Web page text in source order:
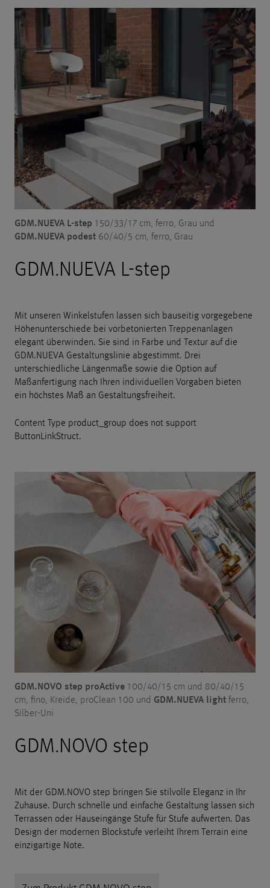
GDM.NUEVA L-step 150/33/17 cm, ferro, Grau und
GDM.NUEVA podest 60/40/5 cm, ferro, Grau
GDM.NUEVA L-step
Mit unseren Winkelstufen lassen sich bauseitig vorgegebene
Höhenunterschiede bei vorbetonierten Treppenanlagen
elegant überwinden. Sie sind in Farbe und Textur auf die
GDM.NUEVA Gestaltungslinie abgestimmt. Drei
unterschiedliche Längenmaße sowie die Option auf
Maßanfertigung nach Ihren individuellen Vorgaben bieten
ein höchstes Maß an Gestaltungsfreiheit.
Content Type product_group does not support
ButtonLinkStruct.
GDM.NOVO step proActive 100/40/15 cm und 80/40/15
cm, fino, Kreide, proClean 100 und GDM.NUEVA light ferro,
Silber-Uni
GDM.NOVO step
Mit der GDM.NOVO step bringen Sie stilvolle Eleganz in Ihr
Zuhause. Durch schnelle und einfache Gestaltung lassen sich
Terrassen oder Hauseingänge Stufe für Stufe aufwerten. Das
Design der modernen Blockstufe verleiht Ihrem Terrain eine
einzigartige Note.